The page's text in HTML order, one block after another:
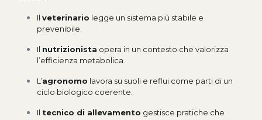
Il veterinario legge un sistema più stabile e
prevenibile.
Il nutrizionista opera in un contesto che valorizza
l’efficienza metabolica.
L’agronomo lavora su suoli e reflui come parti di un
ciclo biologico coerente.
Il tecnico di allevamento gestisce pratiche che